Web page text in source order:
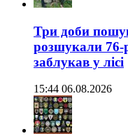
Три доби
розшукали 76-
заблукав у лісі
15:44 06.08.2026